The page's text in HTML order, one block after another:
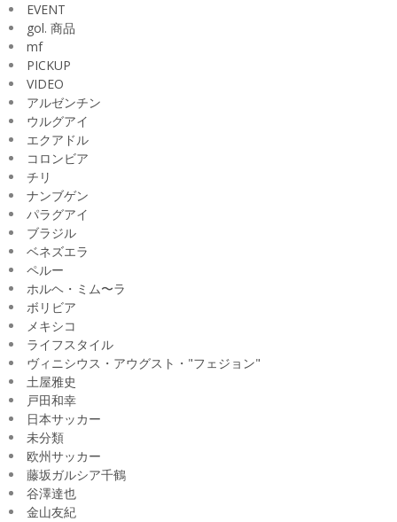
EVENT
gol. 商品
mf
PICKUP
VIDEO
アルゼンチン
ウルグアイ
エクアドル
コロンビア
チリ
ナンブゲン
パラグアイ
ブラジル
ベネズエラ
ペルー
ホルヘ・ミム〜ラ
ボリビア
メキシコ
ライフスタイル
ヴィニシウス・アウグスト・"フェジョン"
土屋雅史
戸田和幸
日本サッカー
未分類
欧州サッカー
藤坂ガルシア千鶴
谷澤達也
金山友紀